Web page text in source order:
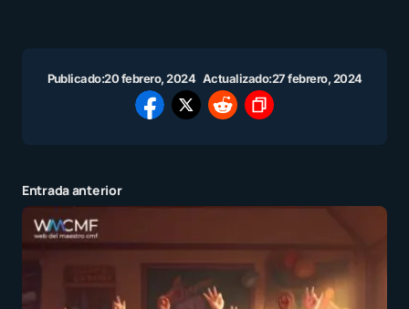
Publicado:20 febrero, 2024 Actualizado:27 febrero, 2024
Entrada anterior